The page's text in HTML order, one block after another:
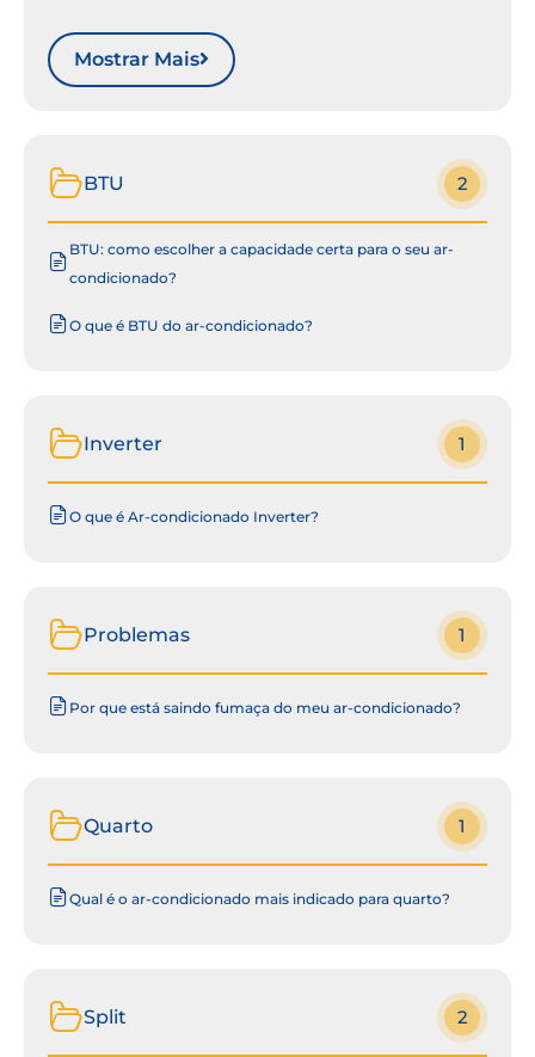
Mostrar Mais
BTU 2
BTU: como escolher a capacidade certa para o seu ar-
condicionado?
O que é BTU do ar-condicionado?
Inverter 1
O que é Ar-condicionado Inverter?
Problemas 1
Por que está saindo fumaça do meu ar-condicionado?
Quarto 1
Qual é o ar-condicionado mais indicado para quarto?
Split 2